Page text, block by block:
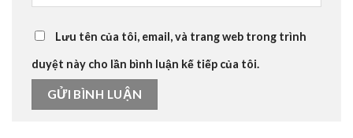
Lưu tên của tôi, email, và trang web trong trình
duyệt này cho lần bình luận kế tiếp của tôi.